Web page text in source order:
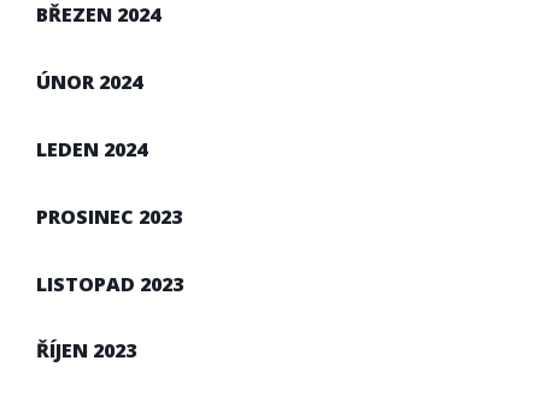
BŘEZEN 2024
ÚNOR 2024
LEDEN 2024
PROSINEC 2023
LISTOPAD 2023
ŘÍJEN 2023